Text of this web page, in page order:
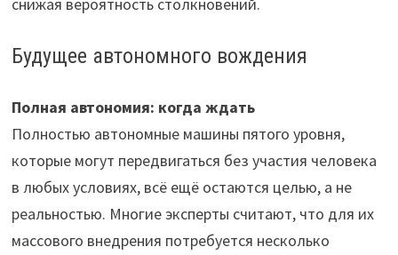
снижая вероятность столкновений.
Будущее автономного вождения
Полная автономия: когда ждать
Полностью автономные машины пятого уровня,
которые могут передвигаться без участия человека
в любых условиях, всё ещё остаются целью, а не
реальностью. Многие эксперты считают, что для их
массового внедрения потребуется несколько